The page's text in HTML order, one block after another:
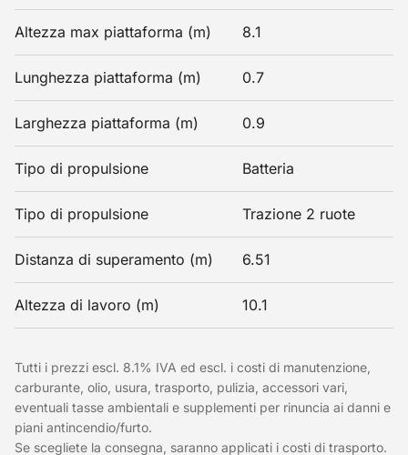
Altezza max piattaforma (m) 8.1
Lunghezza piattaforma (m) 0.7
Larghezza piattaforma (m) 0.9
Tipo di propulsione Batteria
Tipo di propulsione Trazione 2 ruote
Distanza di superamento (m) 6.51
Altezza di lavoro (m) 10.1
Tutti i prezzi escl. 8.1% IVA ed escl. i costi di manutenzione,
carburante, olio, usura, trasporto, pulizia, accessori vari,
eventuali tasse ambientali e supplementi per rinuncia ai danni e
piani antincendio/furto.
Se scegliete la consegna, saranno applicati i costi di trasporto.